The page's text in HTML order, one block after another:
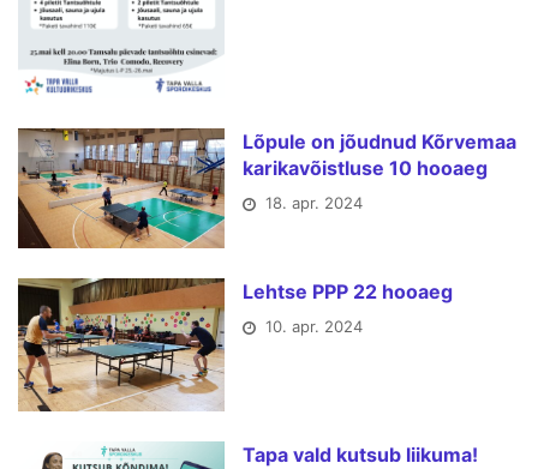
Lõpule on jõudnud Kõrvemaa
karikavõistluse 10 hooaeg
18. apr. 2024
Lehtse PPP 22 hooaeg
10. apr. 2024
Tapa vald kutsub liikuma!